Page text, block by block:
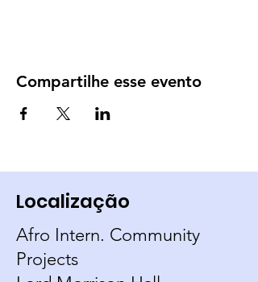
Compartilhe esse evento
Localização
Afro Intern. Community
Projects